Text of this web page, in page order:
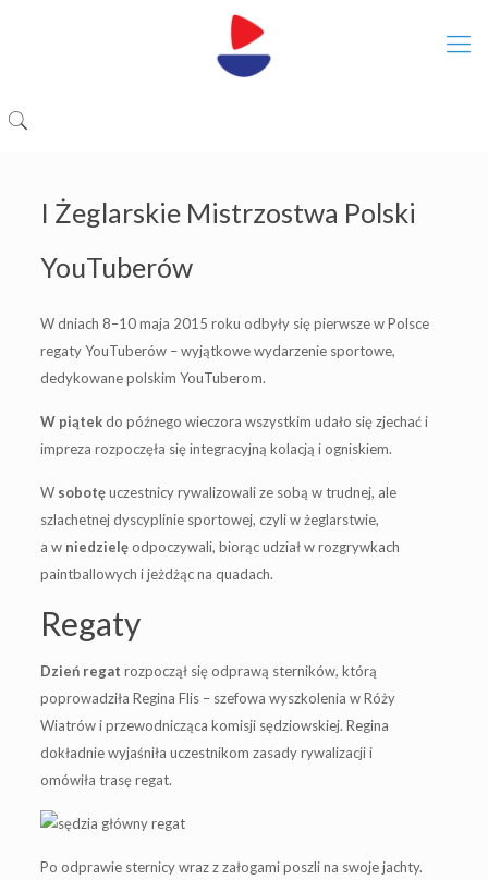
I Żeglarskie Mistrzostwa Polski
YouTuberów
W dniach 8–10 maja 2015 roku odbyły się pierwsze w Polsce
regaty YouTuberów – wyjątkowe wydarzenie sportowe,
dedykowane polskim YouTuberom.
W piątekdo późnego wieczora wszystkim udało się zjechać i
impreza rozpoczęła się integracyjną kolacją i ogniskiem.
W sobotęuczestnicy rywalizowali ze sobą w trudnej, ale
szlachetnej dyscyplinie sportowej, czyli w żeglarstwie,
a wniedzielęodpoczywali, biorąc udział w rozgrywkach
paintballowych i jeżdżąc na quadach.
Regaty
Dzień regat rozpoczął się odprawą sterników, którą
poprowadziła Regina Flis – szefowa wyszkolenia w Róży
Wiatrów i przewodnicząca komisji sędziowskiej. Regina
dokładnie wyjaśniła uczestnikom zasady rywalizacji i
omówiła trasę regat.
Po odprawie sternicy wraz z załogami poszli na swoje jachty.